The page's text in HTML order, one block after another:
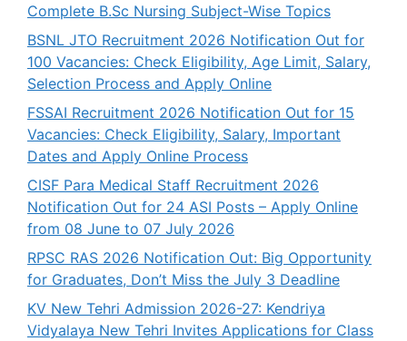
Complete B.Sc Nursing Subject-Wise Topics
BSNL JTO Recruitment 2026 Notification Out for
100 Vacancies: Check Eligibility, Age Limit, Salary,
Selection Process and Apply Online
FSSAI Recruitment 2026 Notification Out for 15
Vacancies: Check Eligibility, Salary, Important
Dates and Apply Online Process
CISF Para Medical Staff Recruitment 2026
Notification Out for 24 ASI Posts – Apply Online
from 08 June to 07 July 2026
RPSC RAS 2026 Notification Out: Big Opportunity
for Graduates, Don’t Miss the July 3 Deadline
KV New Tehri Admission 2026-27: Kendriya
Vidyalaya New Tehri Invites Applications for Class